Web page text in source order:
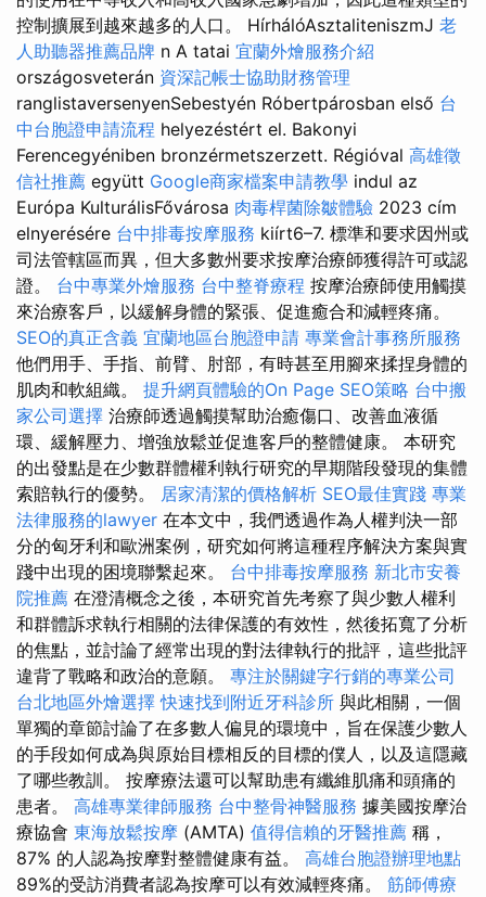
控制擴展到越來越多的人口。 HírhálóAsztaliteniszmJ 老
人助聽器推薦品牌 n A tatai 宜蘭外燴服務介紹
országosveterán 資深記帳士協助財務管理
ranglistaversenyenSebestyén Róbertpárosban első 台
中台胞證申請流程 helyezéstért el. Bakonyi
Ferencegyéniben bronzérmetszerzett. Régióval 高雄徵
信社推薦 együtt Google商家檔案申請教學 indul az
Európa KulturálisFővárosa 肉毒桿菌除皺體驗 2023 cím
elnyerésére 台中排毒按摩服務 kiírt6–7. 標準和要求因州或
司法管轄區而異，但大多數州要求按摩治療師獲得許可或認
證。 台中專業外燴服務 台中整脊療程 按摩治療師使用觸摸
來治療客戶，以緩解身體的緊張、促進癒合和減輕疼痛。
SEO的真正含義 宜蘭地區台胞證申請 專業會計事務所服務
他們用手、手指、前臂、肘部，有時甚至用腳來揉捏身體的
肌肉和軟組織。 提升網頁體驗的On Page SEO策略 台中搬
家公司選擇 治療師透過觸摸幫助治癒傷口、改善血液循
環、緩解壓力、增強放鬆並促進客戶的整體健康。 本研究
的出發點是在少數群體權利執行研究的早期階段發現的集體
索賠執行的優勢。 居家清潔的價格解析 SEO最佳實踐 專業
法律服務的lawyer 在本文中，我們透過作為人權判決一部
分的匈牙利和歐洲案例，研究如何將這種程序解決方案與實
踐中出現的困境聯繫起來。 台中排毒按摩服務 新北市安養
院推薦 在澄清概念之後，本研究首先考察了與少數人權利
和群體訴求執行相關的法律保護的有效性，然後拓寬了分析
的焦點，並討論了經常出現的對法律執行的批評，這些批評
違背了戰略和政治的意願。 專注於關鍵字行銷的專業公司
台北地區外燴選擇 快速找到附近牙科診所 與此相關，一個
單獨的章節討論了在多數人偏見的環境中，旨在保護少數人
的手段如何成為與原始目標相反的目標的僕人，以及這隱藏
了哪些教訓。 按摩療法還可以幫助患有纖維肌痛和頭痛的
患者。 高雄專業律師服務 台中整骨神醫服務 據美國按摩治
療協會 東海放鬆按摩 (AMTA) 值得信賴的牙醫推薦 稱，
87% 的人認為按摩對整體健康有益。 高雄台胞證辦理地點
89%的受訪消費者認為按摩可以有效減輕疼痛。 筋師傅療